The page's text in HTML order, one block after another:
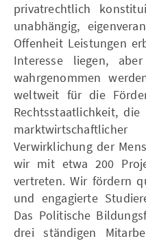
privatrechtlich
unabhängig,
Offenheit Leistungen
Interesse liegen,
wahrgenommen
weltweit für die
Rechtsstaatlichkeit,
Verwirklichung der
wir mit etwa 200
vertreten. Wir fördern
und engagierte
Das Politische
drei ständigen